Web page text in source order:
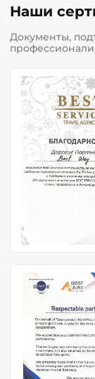
Наши
Документы,